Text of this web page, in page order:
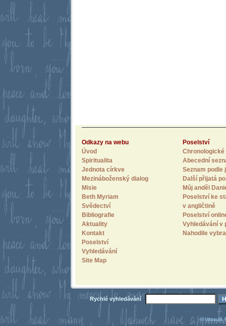
Odkazy na webu
Úvod
Spiritualita
Jednota církve
Mezináboženský dialog
Misie
Beth Myriam
Svědectví
Bibliografie
Aktuality
Kontakt
Poselství
Vyhledávání
Site Map
Poselství
Chronologické
Abecední
Seznam
Další přijatá
Můj anděl
Poselství ke
v angličtině
Poselství
Vyhledávání v
Nahodile
Rychlé vyhledávání
© Vassula